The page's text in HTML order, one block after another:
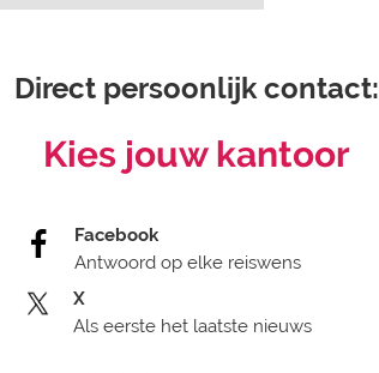
Direct persoonlijk contact:
Kies jouw kantoor
Facebook
Antwoord op elke reiswens
X
Als eerste het laatste nieuws